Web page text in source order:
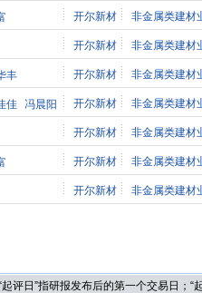
开尔新材 非金属类建材
开尔新材 非金属类建材
丰 开尔新材 非金属类建材
佳 冯晨阳 开尔新材 非金属类建材
开尔新材 非金属类建材
开尔新材 非金属类建材
开尔新材 非金属类建材
起评日”指研报发布后的第一个交易日；